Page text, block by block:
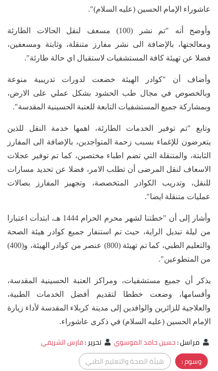
عاشوراء الإمام الحسين (عليه السلام)".
وأوضح أنه "تم نشر (100) مسعف لنقل الحالات الطارئة
ومعالجتها، بالإضافة الى نشر مفارز متنقلة، وثابتة ومسعفين،
فضلا عن تهيئة كافة المستشفيات لاستقبال اي حالة طارئة".
وأضاف أن "كوادر الهيئة خضعت لدورات تدريبية منوعة
وبالخصوص في مجال طب الحشود بشكل عملي على الارض،
وبمشاركة جميع المستشفيات التابعة للعتبة الحسينية المقدسة".
وتابع "تم توفير الخدمات الطارئة، اهمها خدمة النقل للذين
يتعرضون للإغماء بسبب زحمة المتواجدين، بالإضافة الى المفارز
الثابتة، والمتنقلة التي تضم اطباء مختصين، كما تم توفير عجلات
الاسعاف لنقل المرضى أن تطلب الامر، فضلا عن تحديد مسارات
للنقل، وتدريب الكوادر المتخصصة، وتجهيز المفارز بصالات
عمليات متنقلة ايضا".
وأشار إلى أن "خطتنا لشهر محرم الحرام 1444 هـ، ابتدأت اعتبارا
من ليلة تبديل الراية، حيث تم استنفار جميع كوادر هيئة الصحة
والتعليم الطبي، كما تم تهيئة (800) عنصر من كوادر الهيئة، و(400)
من المتطوعين".
يذكر أن جميع مستشفيات، ومراكز العتبة الحسينية المقدسة،
وأقسامها، وضعت خططا لتقديم أفضل الخدمات الطبية،
والعلاجية للزائرين والوافدين إلى مدينة كربلاء المقدسة لأداء زيارة
الإمام الحسين (عليه السلام) في ذكرى عاشوراء.
مراسل:حسين حامد الموسوي تحرير:فارس الشريفي
وسوم :
هيئة الصحة والتعليم الطبي